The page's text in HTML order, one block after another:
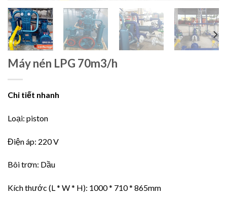
Máy nén LPG 70m3/h
Chi tiết nhanh
Loại: piston
Điện áp: 220 V
Bôi trơn: Dầu
Kích thước (L * W * H): 1000 * 710 * 865mm